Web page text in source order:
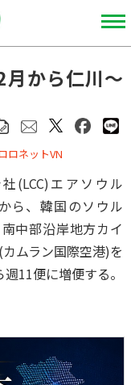
月から仁川～
ロネットVN
(LCC)エアソウル
ら、韓国のソウル
中部沿岸地方カイ
ムラン国際空港)を
11便に増便する。